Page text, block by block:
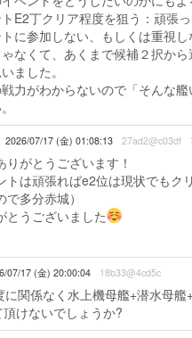
E2丁クリア程度を狙う：頑張
に参加しない、もしくは重視し
なくて、あくまで候補２択から
ました。
力がわからないので「そんな
2026/07/17 (金) 01:08:13 27ad2@c03df
りがとうございます！
トは頑張ればe2位は現状でもク
で多分赤城）
とうございました
07/17 (金) 20:00:04 18b33@4cd5c
に関係なく水上機母艦+潜水母
けないでしょうか?